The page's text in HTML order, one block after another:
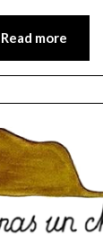
Read more